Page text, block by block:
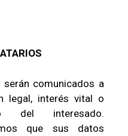
comunicados a
legal, interés vital o
del interesado.
que sus datos